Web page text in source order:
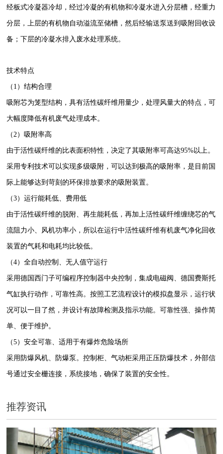
经板式冷凝器冷却，经过冷凝的有机物和冷凝水进入分层槽，经重力
分层，上层的有机物自动溢流至储槽，然后经输送泵送到吸附回收设
备；下层的冷凝水排入废水处理系统。
技术特点
（1）结构合理
吸附芯为笼型结构，具有活性碳纤维用量少，处理风量大的特点，可
大幅度降低有机废气处理成本。
（2）吸附率高
由于活性碳纤维的比表面积特性，决定了其吸附率可高达95%以上。
采用专利技术可以实现多级吸附，可以达到极高的吸附率，是目前国
际上能够达到苛刻的环保排放要求的吸附装置。
（3）运行能耗低、费用低
由于活性碳纤维的脱附、再生能耗低，再加上活性碳纤维缠绕芯的气
流阻力小、风机功率小，所以在运行中活性碳纤维有机废气净化回收
装置的气耗和电耗均比较低。
（4）全自动控制、无人值守运行
采用德国西门子可编程序控制器中央控制，集成电磁阀、德国费斯托
气缸执行动作，可靠性高。按照工艺流程设计的模拟盘显示，运行状
况可以一目了然，并设计有故障检测及指示功能。可靠性强、操作简
单、便于维护。
（5）安全可靠、适用于有爆炸危险场所
采用防爆风机、防爆泵。控制柜、气动柜采用正压防爆技术，外部信
号通过安全栅连接，系统接地，确保了装置的安全性。
推荐资讯